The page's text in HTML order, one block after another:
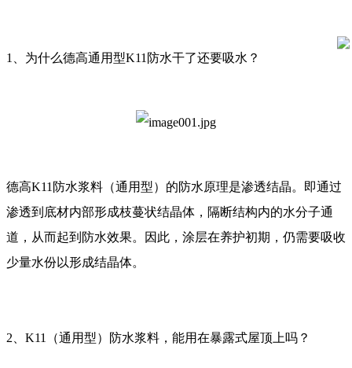
1、为什么德高通用型K11防水干了还要吸水？
德高K11防水浆料（通用型）的防水原理是渗透结晶。即通过
渗透到底材内部形成枝蔓状结晶体，隔断结构内的水分子通
道，从而起到防水效果。因此，涂层在养护初期，仍需要吸收
少量水份以形成结晶体。
2、K11（通用型）防水浆料，能用在暴露式屋顶上吗？